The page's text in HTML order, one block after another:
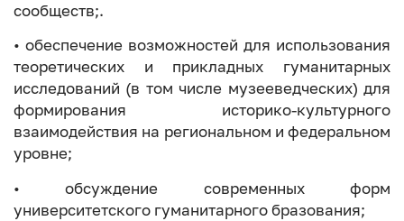
сообществ;.
• обеспечение возможностей для использования
теоретических и прикладных гуманитарных
исследований (в том числе музееведческих) для
формирования историко-культурного
взаимодействия на региональном и федеральном
уровне;
• обсуждение современных форм
университетского гуманитарного бразования;